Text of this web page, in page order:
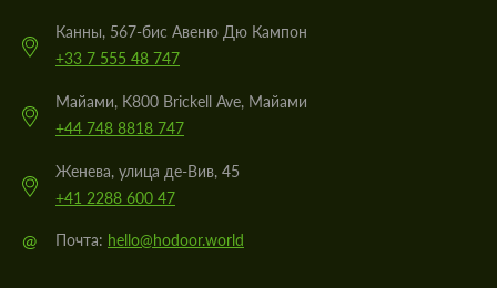
Канны, 567-бис Авеню Дю Кампон
+33 7 555 48 747
Майами, K800 Brickell Ave, Майами
+44 748 8818 747
Женева, улица де-Вив, 45
+41 2288 600 47
@ Почта: hello@hodoor.world